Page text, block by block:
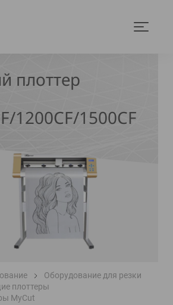
Меню
плоттер
1200CF/1500CF
Оборудование для резки
плоттеры
MyCut